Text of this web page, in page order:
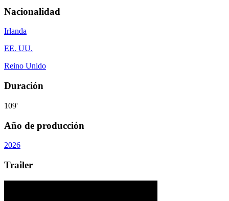
Nacionalidad
Irlanda
EE. UU.
Reino Unido
Duración
109'
Año de producción
2026
Trailer